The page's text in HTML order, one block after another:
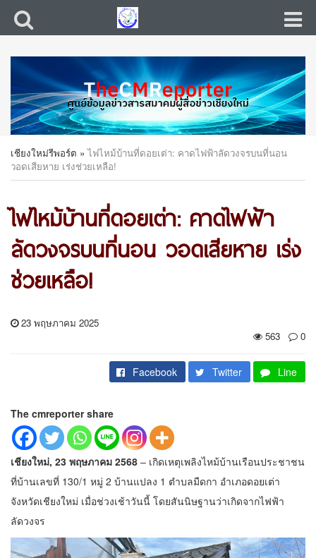
เชียงใหม่รีพอร์ต »ไฟไหม้บ้านที่ดอยเต่า: คาดไฟฟ้าลัดวงจรบนที่นอน
วอดเสียหาย เร่งช่วยเหลือ!
ไฟไหม้บ้านที่ดอยเต่า: คาดไฟฟ้า
ลัดวงจรบนที่นอน วอดเสียหาย เร่ง
ช่วยเหลือ!
23 พฤษภาคม 2025
563
0
Facebook Twitter Line
The cmreporter share
เชียงใหม่, 23 พฤษภาคม 2568 – เกิดเหตุเพลิงไหม้บ้านเรือนประชาชน
ที่บ้านเลขที่ 130/1 หมู่ 2 บ้านแปลง 1 ตำบลมืดกา อำเภอดอยเต่า
จังหวัดเชียงใหม่ เมื่อช่วงเช้าวันนี้ โดยสันนิษฐานว่าเกิดจากไฟฟ้า
ลัดวงจร